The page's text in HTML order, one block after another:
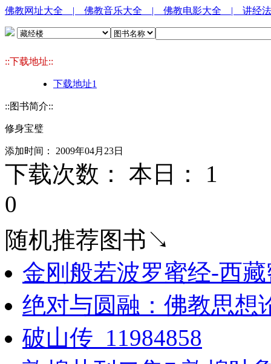
佛教网址大全 | 佛教音乐大全 | 佛教电影大全 | 讲经
::下载地址::
下载地址1
::图书简介::
修身宝璧
添加时间： 2009年04月23日
下载次数： 本日： 1
0
随机推荐图书↘
金刚般若波罗蜜经-西
绝对与圆融：佛教思想
破山传_11984858